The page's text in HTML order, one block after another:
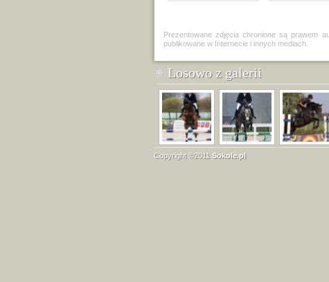
Prezentowane zdjęcia chronione są prawem
publikowane w Internecie i innych mediach.
Losowo z galerii
Copyright ©2011 Sokole.pl